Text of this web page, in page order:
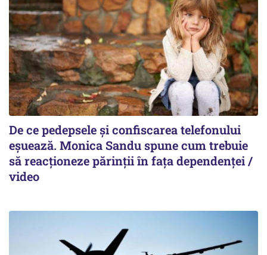
De ce pedepsele și confiscarea telefonului
eșuează. Monica Sandu spune cum trebuie
să reacționeze părinții în fața dependenței /
video